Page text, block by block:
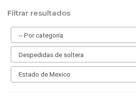
Filtrar resultados